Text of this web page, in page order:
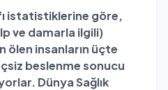
istatistiklerine göre,
ve damarla ilgili)
ölen insanların üçte
beslenme sonucu
Dünya Sağlık